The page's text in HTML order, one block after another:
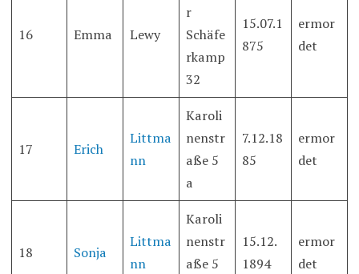
16 Emma Lewy
r
Schäfe
rkamp
32
15.07.1
875
ermor
det
17 Erich
Littma
nn
Karoli
nenstr
aße 5
a
7.12.18
85
ermor
det
18 Sonja
Littma
nn
Karoli
nenstr
aße 5
15.12.
1894
ermor
det